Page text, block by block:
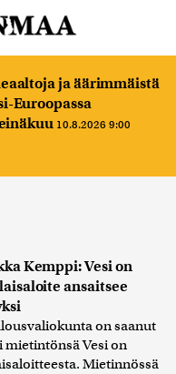
ja äärimmäistä
Euroopassa
10.8.2026 9:00
Kemppi: Vesi on
ansaitsee
on saanut
mietintönsä Vesi on
Mietinnössä